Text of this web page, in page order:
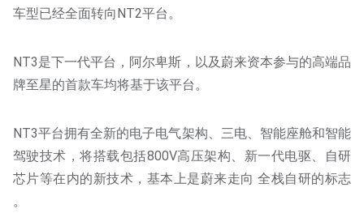
车型已经全面转向NT2平台。
NT3是下一代平台，阿尔卑斯，以及蔚来资本参与的高端品
牌至星的首款车均将基于该平台。
NT3平台拥有全新的电子电气架构、三电、智能座舱和智能
驾驶技术，将搭载包括800V高压架构、新一代电驱、自研
芯片等在内的新技术，基本上是蔚来走向 全栈自研的标志
。